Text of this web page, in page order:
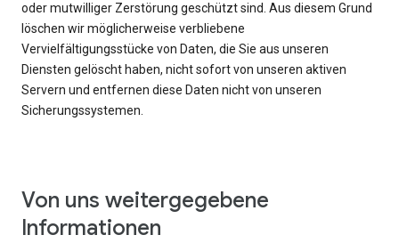
oder mutwilliger Zerstörung geschützt sind. Aus diesem Grund
löschen wir möglicherweise verbliebene
Vervielfältigungsstücke von Daten, die Sie aus unseren
Diensten gelöscht haben, nicht sofort von unseren aktiven
Servern und entfernen diese Daten nicht von unseren
Sicherungssystemen.
Von uns weitergegebene
Informationen